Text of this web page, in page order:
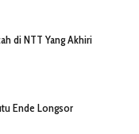
di NTT Yang Akhiri
Ende Longsor